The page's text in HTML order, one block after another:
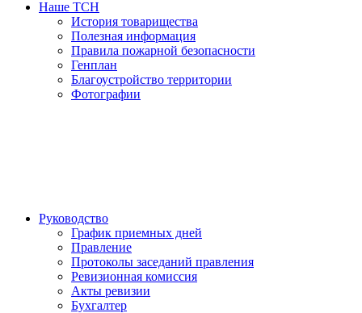
Наше ТСН
История товарищества
Полезная информация
Правила пожарной безопасности
Генплан
Благоустройство территории
Фотографии
Руководство
График приемных дней
Правление
Протоколы заседаний правления
Ревизионная комиссия
Акты ревизии
Бухгалтер